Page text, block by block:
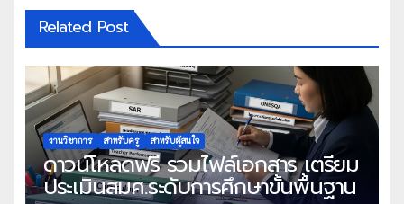
Related Post
งานวิชาการ สำหรับครู สำหรับผู้สนใจ
ดาวน์โหลดฟรี รวมไฟล์เอกสาร เตรียม
ประเมินสมศ.ระดับการศึกษาขั้นพื้นฐาน